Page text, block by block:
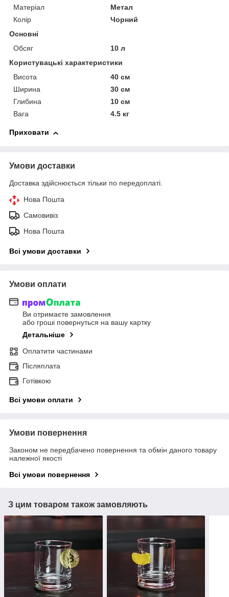
Матеріал
Метал
Колір
Чорний
Основні
Обсяг
10 л
Користувацькі характеристики
Висота
40 см
Ширина
30 см
Глибина
10 см
Вага
4.5 кг
Приховати
Умови доставки
Доставка здійснюється тільки по передоплаті.
Нова Пошта
Самовивіз
Нова Пошта
Всі умови доставки
Умови оплати
Ви отримаєте замовлення
або гроші повернуться на вашу картку
Детальніше
Оплатити частинами
Післяплата
Готівкою
Всі умови оплати
Умови повернення
Законом не передбачено повернення та обмін даного товару
належної якості
Всі умови повернення
З цим товаром також замовляють